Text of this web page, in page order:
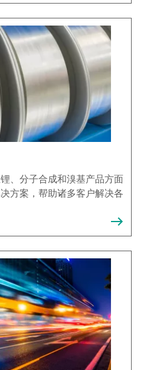
、分子合成和溴基产品方面
方案，帮助诸多客户解决各